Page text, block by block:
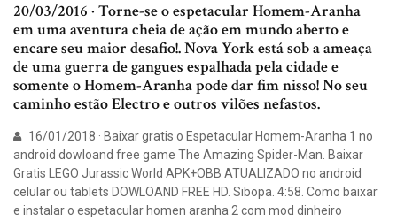
20/03/2016 · Torne-se o espetacular Homem-Aranha
em uma aventura cheia de ação em mundo aberto e
encare seu maior desafio!. Nova York está sob a ameaça
de uma guerra de gangues espalhada pela cidade e
somente o Homem-Aranha pode dar fim nisso! No seu
caminho estão Electro e outros vilões nefastos.
16/01/2018 · Baixar gratis o Espetacular Homem-Aranha 1 no
android dowloand free game The Amazing Spider-Man. Baixar
Gratis LEGO Jurassic World APK+OBB ATUALIZADO no android
celular ou tablets DOWLOAND FREE HD. Sibopa. 4:58. Como baixar
e instalar o espetacular homen aranha 2 com mod dinheiro